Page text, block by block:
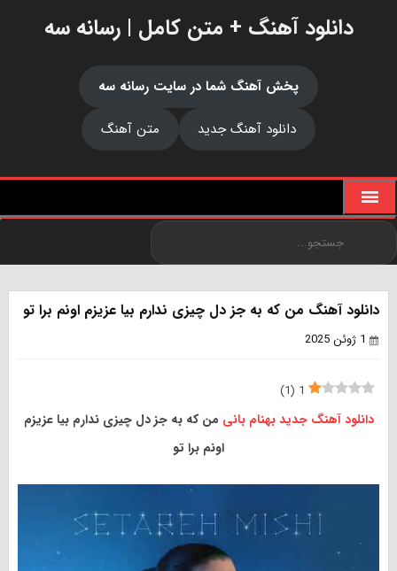
دانلود آهنگ + متن کامل | رسانه سه
پخش آهنگ شما در سایت رسانه سه
دانلود آهنگ جدید
متن آهنگ
دانلود آهنگ من که به جز دل چیزی ندارم بیا عزیزم اونم برا تو
1 ژوئن 2025
1
(
1
)
دانلود آهنگ جدید بهنام بانی من که به جز دل چیزی ندارم بیا عزیزم
اونم برا تو